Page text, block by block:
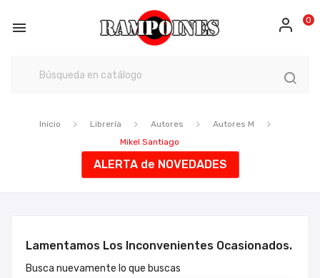
 0
Inicio Librería Autores
Autores M
Mikel Santiago
ALERTA de NOVEDADES
Lamentamos Los Inconvenientes Ocasionados.
Busca nuevamente lo que buscas